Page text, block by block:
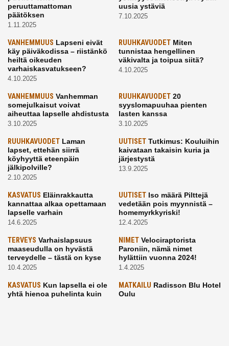
peruuttamattoman
päätöksen
1.11.2025
uusia ystäviä
7.10.2025
VANHEMMUUS Lapseni eivät
käy päiväkodissa – riistänkö
heiltä oikeuden
varhaiskasvatukseen?
4.10.2025
RUUHKAVUODETMiten
tunnistaa hengellinen
väkivalta ja toipua siitä?
4.10.2025
VANHEMMUUS Vanhemman
somejulkaisut voivat
aiheuttaa lapselle ahdistusta
3.10.2025
RUUHKAVUODET20
syyslomapuuhaa pienten
lasten kanssa
3.10.2025
RUUHKAVUODET Laman
lapset, ettehän siirrä
köyhyyttä eteenpäin
jälkipolville?
2.10.2025
UUTISETTutkimus: Kouluihin
kaivataan takaisin kuria ja
järjestystä
13.9.2025
KASVATUS Eläinrakkautta
kannattaa alkaa opettamaan
lapselle varhain
14.6.2025
UUTISETIso määrä Pilttejä
vedetään pois myynnistä –
homemyrkkyriski!
12.4.2025
TERVEYS Varhaislapsuus
maaseudulla on hyvästä
terveydelle – tästä on kyse
10.4.2025
NIMETVelociraptorista
Paroniin, nämä nimet
hylättiin vuonna 2024!
1.4.2025
KASVATUS Kun lapsella ei ole
yhtä hienoa puhelinta kuin
MATKAILU Radisson Blu Hotel
Oulu